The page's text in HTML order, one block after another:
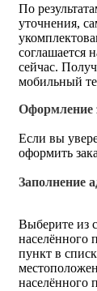
По
уточнения,
соглашается
сейчас.
мобильный
Оформление
Если вы
оформить
Заполнение
Выберите из
населённого
пункт в
населённого